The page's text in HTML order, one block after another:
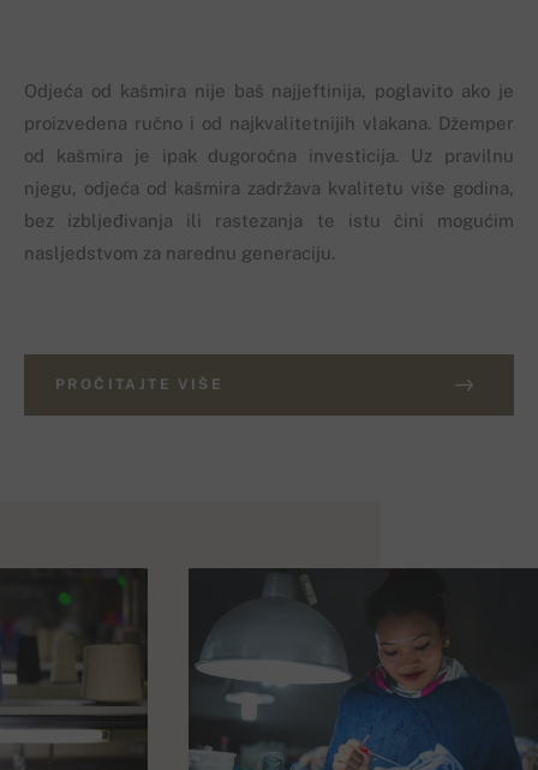
Odjeća od kašmira nije baš najjeftinija, poglavito ako je
proizvedena ručno i od najkvalitetnijih vlakana. Džemper
od kašmira je ipak dugoročna investicija. Uz pravilnu
njegu, odjeća od kašmira zadržava kvalitetu više godina,
bez izbljeđivanja ili rastezanja te istu čini mogućim
nasljedstvom za narednu generaciju.
PROČITAJTE VIŠE